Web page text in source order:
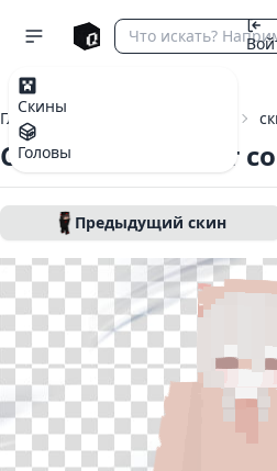
Скины
Головы
Главная
Скин Майнкрафт
Предыдущий скин